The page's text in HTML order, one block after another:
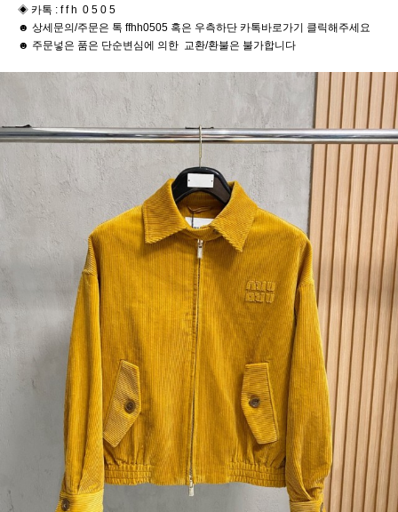
◈ 카톡 : f f h 0 5 0 5
☻ 상세문의/주문은 톡 ffhh0505 혹은 우측하단 카톡바로가기 클릭해주세요
☻ 주문넣은 품은 단순변심에 의한 교환/환불은 불가합니다